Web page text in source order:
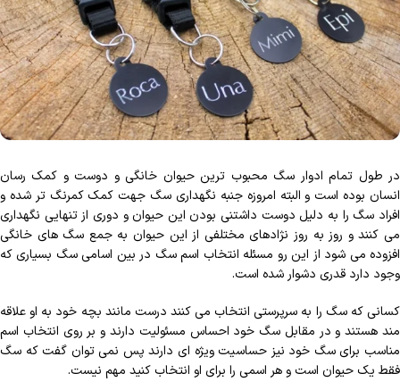
در طول تمام ادوار سگ محبوب ترین حیوان خانگی و دوست و کمک رسان
انسان بوده است و البته امروزه جنبه نگهداری سگ جهت کمک کمرنگ تر شده و
افراد سگ را به دلیل دوست داشتنی بودن این حیوان و دوری از تنهایی نگهداری
می کنند و روز به روز نژادهای مختلفی از این حیوان به جمع سگ های خانگی
افزوده می شود از این رو مسئله انتخاب اسم سگ در بین اسامی سگ بسیاری که
وجود دارد قدری دشوار شده است.
کسانی که سگ را به سرپرستی انتخاب می کنند درست مانند بچه خود به او علاقه
مند هستند و در مقابل سگ خود احساس مسئولیت دارند و بر روی انتخاب اسم
مناسب برای سگ خود نیز حساسیت ویژه ای دارند پس نمی توان گفت که سگ
فقط یک حیوان است و هر اسمی را برای او انتخاب کنید مهم نیست.